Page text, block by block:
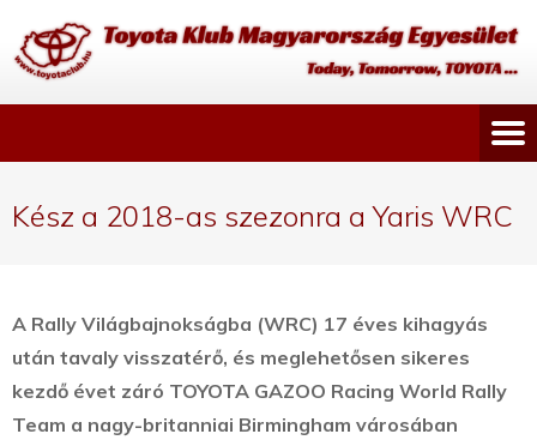
Kész a 2018-as szezonra a Yaris WRC
A Rally Világbajnokságba (WRC) 17 éves kihagyás
után tavaly visszatérő, és meglehetősen sikeres
kezdő évet záró TOYOTA GAZOO Racing World Rally
Team a nagy-britanniai Birmingham városában